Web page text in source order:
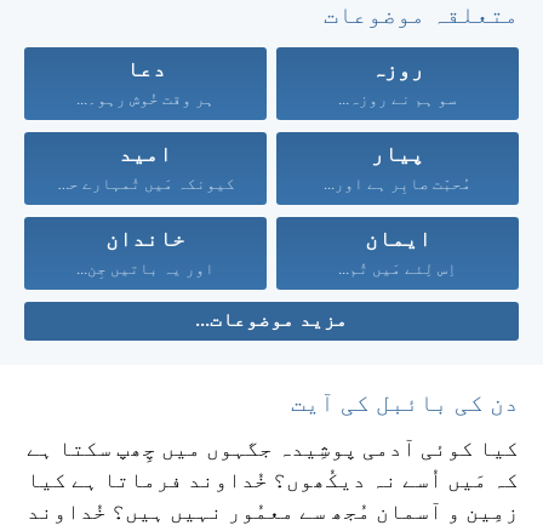
متعلقہ موضوعات
روزہ
سو ہم نے روزہ...
دعا
ہر وقت خُوش رہو۔...
پیار
مُحبّت صابِر ہے اور...
امید
کیونکہ مَیں تُمہارے حق...
ایمان
اِس لِئے مَیں تُم...
خاندان
اور یہ باتیں جِن...
مزید موضوعات...
دن کی بائبل کی آیت
کیا کوئی آدمی پوشِیدہ جگہوں میں چِھپ سکتا ہے
کہ مَیں اُسے نہ دیکُھوں؟ خُداوند فرماتا ہے کیا
زمِین و آسمان مُجھ سے معمُور نہیں ہیں؟ خُداوند